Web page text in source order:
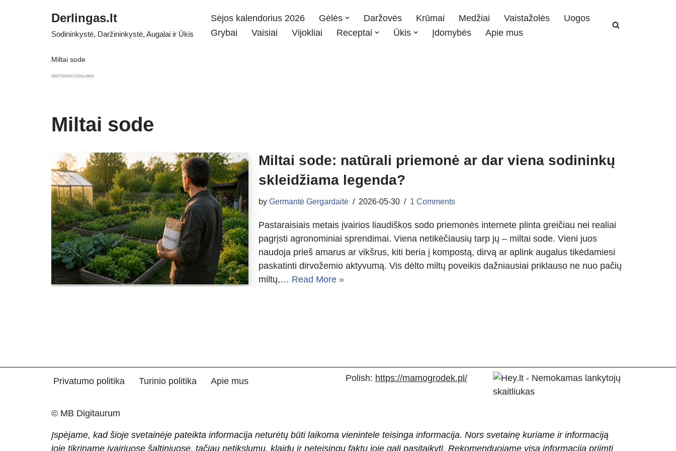
Derlingas.lt
Sodininkystė, Daržininkystė, Augalai ir Ūkis
Sėjos kalendorius 2026 Gėlės Daržovės Krūmai Medžiai Vaistažolės
Uogos
Grybai
Vaisiai Vijokliai Receptai Ūkis Įdomybės Apie mus
Miltai sode
PARTNERIO REKLAMA
Miltai sode
Miltai sode: natūrali priemonė ar dar viena sodininkų
skleidžiama legenda?
by Germantė Gergardaitė 2026-05-30 1 Comments
Pastaraisiais metais įvairios liaudiškos sodo priemonės internete plinta greičiau nei realiai
pagrįsti agronominiai sprendimai. Viena netikėčiausių tarp jų – miltai sode. Vieni juos
naudoja prieš amarus ar vikšrus, kiti beria į kompostą, dirvą ar aplink augalus tikėdamiesi
paskatinti dirvožemio aktyvumą. Vis dėlto miltų poveikis dažniausiai priklauso ne nuo pačių
miltų,… Read More »
Privatumo politika Turinio politika Apie mus Polish: https://mamogrodek.pl/
© MB Digitaurum
Įspėjame, kad šioje svetainėje pateikta informacija neturėtų būti laikoma vienintele teisinga informacija. Nors svetainę kuriame ir informaciją
joje tikriname įvairiuose šaltiniuose, tačiau netikslumų, klaidų ir neteisingų faktų joje gali pasitaikyti. Rekomenduojame visą informaciją priimti